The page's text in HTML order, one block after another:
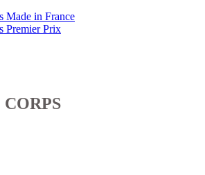
Made in France
Premier Prix